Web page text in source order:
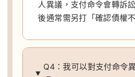
人異議，支付命令會轉訴
後通常需另打「確認債權
Q4：我可以對支付命令